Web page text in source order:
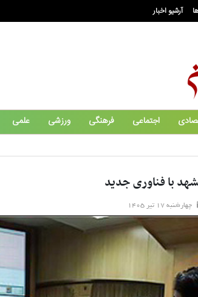
آرشیو اخبار
اجتماعی فرهنگی ورزشی علمی
با فناوری جدید
چهارشنبه ۱۷ تير ۱۴۰۵